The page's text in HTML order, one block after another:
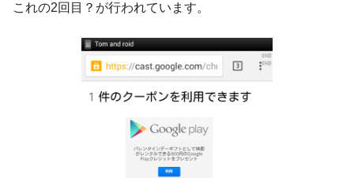
これの2回目？が行われています。